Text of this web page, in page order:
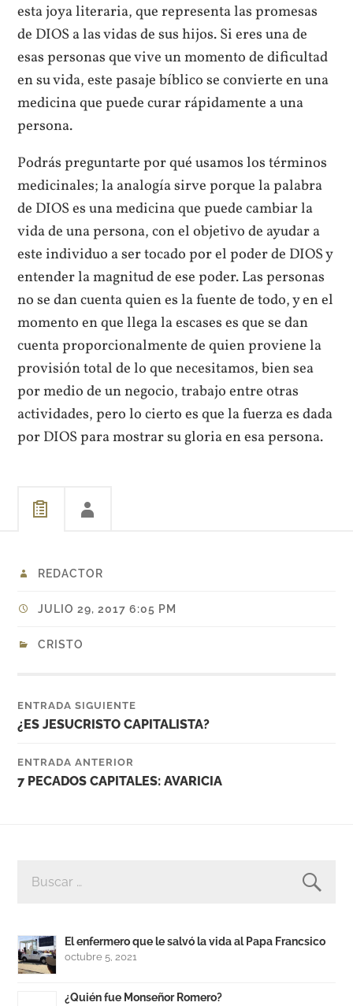
esta joya literaria, que representa las promesas
de DIOS a las vidas de sus hijos. Si eres una de
esas personas que vive un momento de dificultad
en su vida, este pasaje bíblico se convierte en una
medicina que puede curar rápidamente a una
persona.
Podrás preguntarte por qué usamos los términos
medicinales; la analogía sirve porque la palabra
de DIOS es una medicina que puede cambiar la
vida de una persona, con el objetivo de ayudar a
este individuo a ser tocado por el poder de DIOS y
entender la magnitud de ese poder. Las personas
no se dan cuenta quien es la fuente de todo, y en el
momento en que llega la escases es que se dan
cuenta proporcionalmente de quien proviene la
provisión total de lo que necesitamos, bien sea
por medio de un negocio, trabajo entre otras
actividades, pero lo cierto es que la fuerza es dada
por DIOS para mostrar su gloria en esa persona.
REDACTOR
JULIO 29, 2017 6:05 PM
CRISTO
ENTRADA SIGUIENTE
¿ES JESUCRISTO CAPITALISTA?
ENTRADA ANTERIOR
7 PECADOS CAPITALES: AVARICIA
El enfermero que le salvó la vida al Papa Francsico
octubre 5, 2021
¿Quién fue Monseñor Romero?